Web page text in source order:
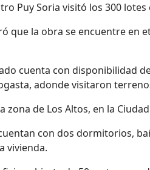
Puy Soria visitó los 300
que la obra se encuentre en
cuenta con disponibilidad
adonde visitaron
de Los Altos, en la
con dos dormitorios,
vivienda.